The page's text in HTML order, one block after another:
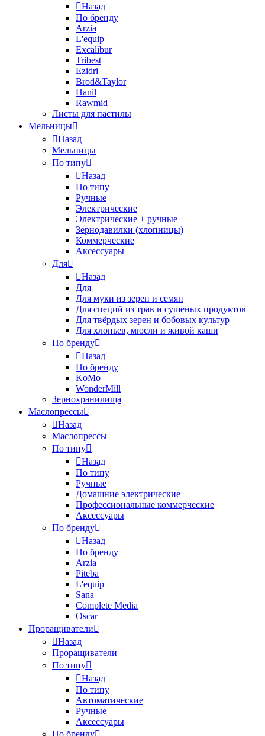
Назад
По бренду
Arzia
L'equip
Excalibur
Tribest
Ezidri
Brod&Taylor
Hanil
Rawmid
Листы для пастилы
Мельницы
Назад
Мельницы
По типу
Назад
По типу
Ручные
Электрические
Электрические + ручные
Зернодавилки (хлопницы)
Коммерческие
Аксессуары
Для
Назад
Для
Для муки из зерен и семян
Для специй из трав и сушеных продуктов
Для твёрдых зерен и бобовых культур
Для хлопьев, мюсли и живой каши
По бренду
Назад
По бренду
KoMo
WonderMill
Зернохранилища
Маслопрессы
Назад
Маслопрессы
По типу
Назад
По типу
Ручные
Домашние электрические
Профессиональные коммерческие
Аксессуары
По бренду
Назад
По бренду
Arzia
Piteba
L'equip
Sana
Complete Media
Oscar
Проращиватели
Назад
Проращиватели
По типу
Назад
По типу
Автоматические
Ручные
Аксессуары
По бренду